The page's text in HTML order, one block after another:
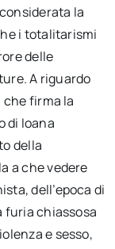
la
i totalitarismi
delle
A riguardo
firma la
di Ioana
della
a che vedere
dell’epoca di
furia chiassosa
e sesso,